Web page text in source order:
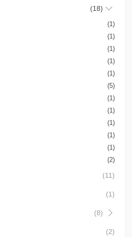
(18)
(1)
(1)
(1)
(1)
(1)
(5)
(1)
(1)
(1)
(1)
(1)
(2)
(11)
(1)
(8)
(2)